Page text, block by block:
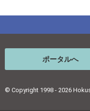
ポータルへ
© Copyright 1998 - 2026